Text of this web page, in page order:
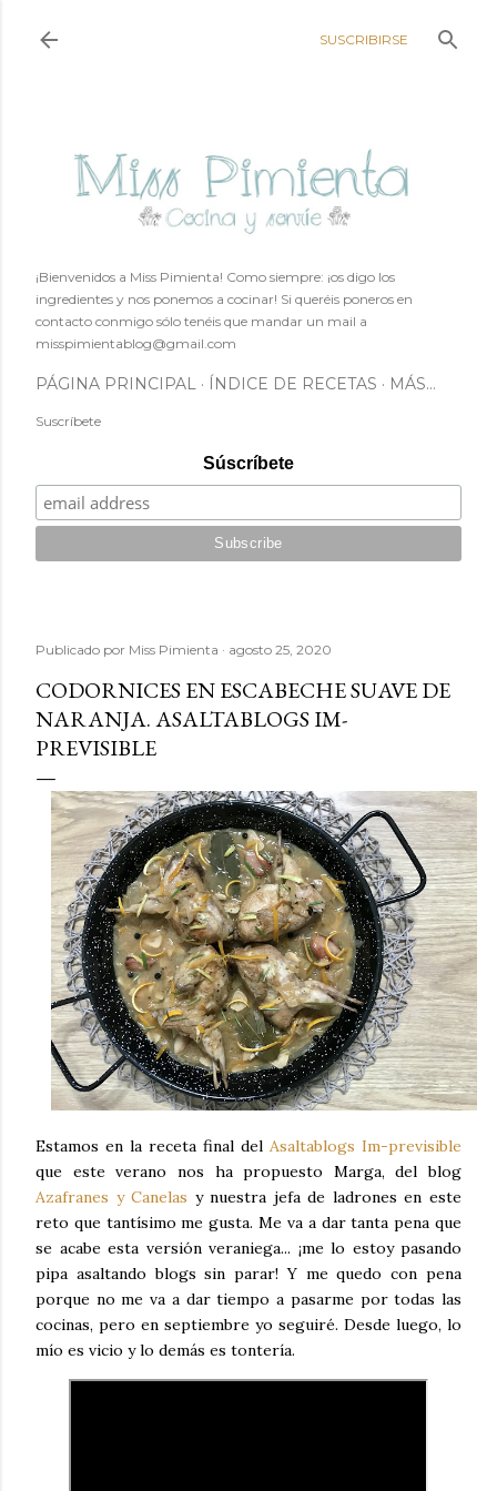
SUSCRIBIRSE
¡Bienvenidos a Miss Pimienta! Como siempre: ¡os digo los
ingredientes y nos ponemos a cocinar! Si queréis poneros en
contacto conmigo sólo tenéis que mandar un mail a
misspimientablog@gmail.com
PÁGINA PRINCIPAL ÍNDICE DE RECETAS MÁS…
Suscríbete
Súscríbete
Publicado por Miss Pimienta agosto 25, 2020
CODORNICES EN ESCABECHE SUAVE DE
NARANJA. ASALTABLOGS IM-
PREVISIBLE
Estamos en la receta final del Asaltablogs Im-previsible
que este verano nos ha propuesto Marga, del blog
Azafranes y Canelas y nuestra jefa de ladrones en este
reto que tantísimo me gusta. Me va a dar tanta pena que
se acabe esta versión veraniega... ¡me lo estoy pasando
pipa asaltando blogs sin parar! Y me quedo con pena
porque no me va a dar tiempo a pasarme por todas las
cocinas, pero en septiembre yo seguiré. Desde luego, lo
mío es vicio y lo demás es tontería.